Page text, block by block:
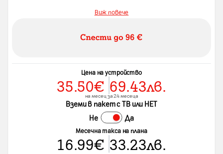
Виж повече
Цена на устройство
35.50€ 69.43лв.
на месец за 24 месеца
Вземи в пакет с ТВ или НЕТ
Не Да
Месечна такса на плана
16.99€ 33.23лв.